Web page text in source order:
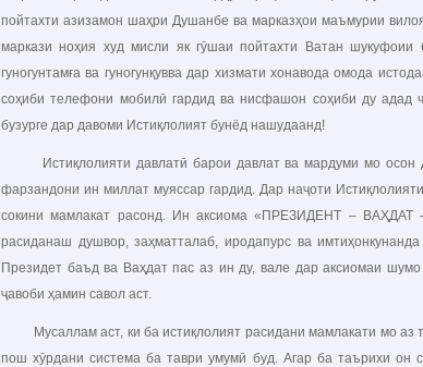
пойтахти азизамон шаҳри Душанбе ва марказҳои маъмурии
маркази ноҳия худ мисли як гӯшаи пойтахти Ватан
гуногунтамға ва гуногунқувва дар хизмати хонавода омода
соҳиби телефони мобилӣ гардид ва нисфашон соҳиби ду адад
бузурге дар давоми Истиқлолият бунёд нашудаанд!
Истиқлолияти давлатӣ барои давлат ва мардуми мо осон
фарзандони ин миллат муяссар гардид. Дар наҷоти
сокини мамлакат расонд. Ин аксиома «ПРЕЗИДЕНТ –
расиданаш душвор, заҳматталаб, иродапурс ва
Президет баъд ва Ваҳдат пас аз ин ду, вале дар аксиомаи
ҷавоби ҳамин савол аст.
Мусаллам аст, ки ба истиқлолият расидани мамлакати мо аз
пош хӯрдани система ба таври умумӣ буд. Агар ба таърихи он